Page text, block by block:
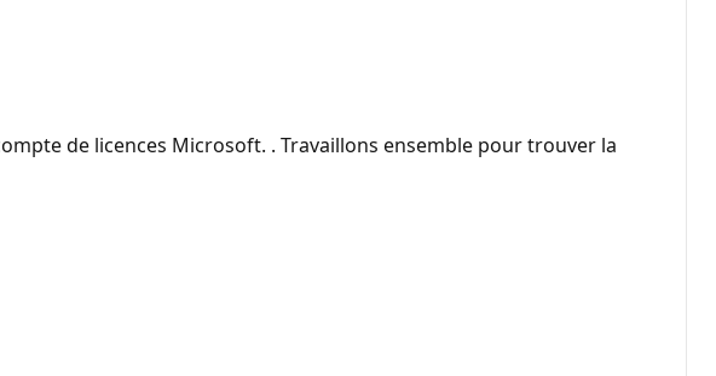
de licences Microsoft. . Travaillons ensemble pour trouver la